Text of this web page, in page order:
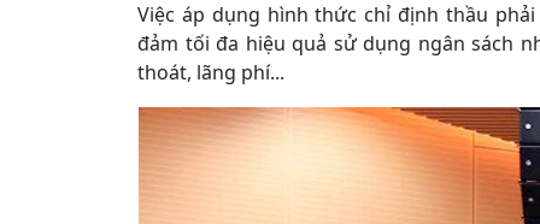
Việc áp dụng hình thức chỉ định thầu
đảm tối đa hiệu quả sử dụng ngân sách
thoát, lãng phí...